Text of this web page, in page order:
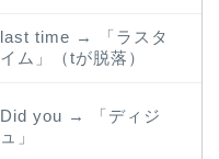
last time → 「ラスタ
イム」（tが脱落）
Did you → 「ディジ
ュ」